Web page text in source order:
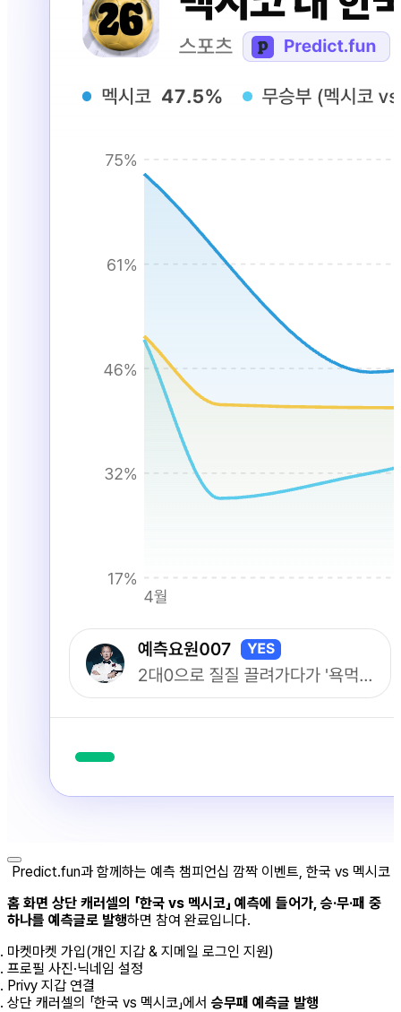
Predict.fun과 함께하는 예측 챔피언십 깜짝 이벤트, 한국 vs 멕시코
홈 화면 상단 캐러셀의 「한국 vs 멕시코」 예측에 들어가, 승·무·패 중
하나를 예측글로 발행하면 참여 완료입니다.
마켓마켓 가입(개인 지갑 & 지메일 로그인 지원)
프로필 사진·닉네임 설정
Privy 지갑 연결
상단 캐러셀의 「한국 vs 멕시코」에서 승무패 예측글 발행